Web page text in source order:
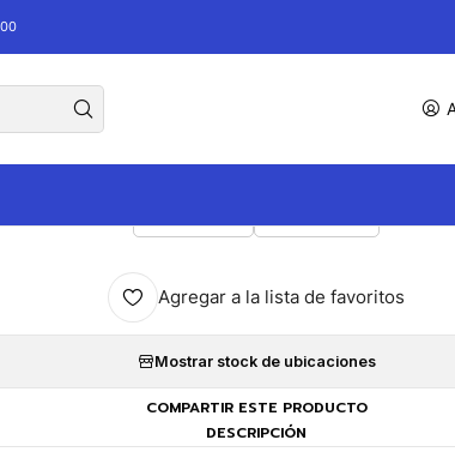
Cartuchera Porta Pc
Agregar a la lista de favoritos
Mostrar stock de ubicaciones
COMPARTIR ESTE PRODUCTO
DESCRIPCIÓN